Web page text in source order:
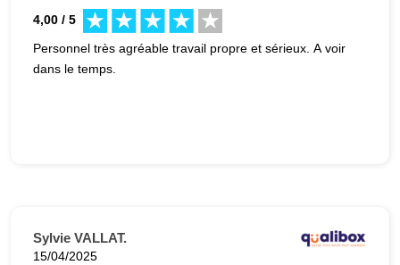
4,00 / 5
Personnel très agréable travail propre et sérieux. A voir
dans le temps.
Sylvie VALLAT.
15/04/2025